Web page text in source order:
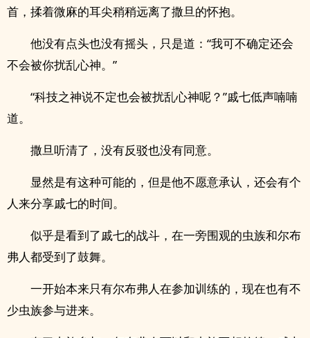
首，揉着微麻的耳尖稍稍远离了撒旦的怀抱。
他没有点头也没有摇头，只是道：“我可不确定还会
不会被你扰乱心神。”
“科技之神说不定也会被扰乱心神呢？”戚七低声喃喃
道。
撒旦听清了，没有反驳也没有同意。
显然是有这种可能的，但是他不愿意承认，还会有个
人来分享戚七的时间。
似乎是看到了戚七的战斗，在一旁围观的虫族和尔布
弗人都受到了鼓舞。
一开始本来只有尔布弗人在参加训练的，现在也有不
少虫族参与进来。